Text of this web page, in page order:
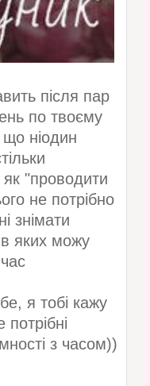
після пар
по твоєму
ніодин
"проводити
не потрібно
знімати
яких можу
я тобі кажу
з часом))